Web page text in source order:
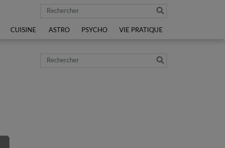
Rechercher
CUISINE ASTRO PSYCHO VIE PRATIQUE
Rechercher